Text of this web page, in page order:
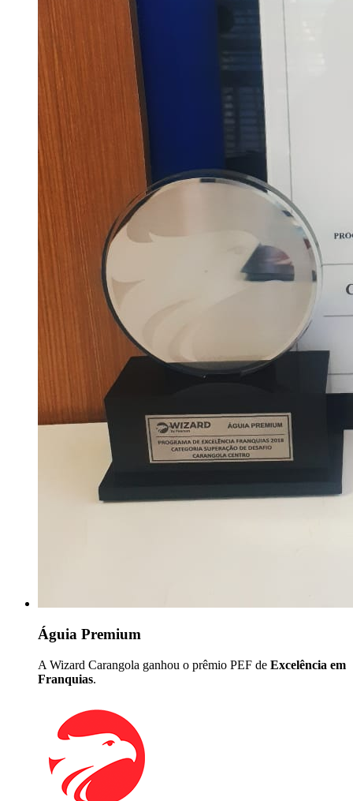
Águia Premium
A Wizard Carangola ganhou o prêmio PEF de Excelência em
Franquias.